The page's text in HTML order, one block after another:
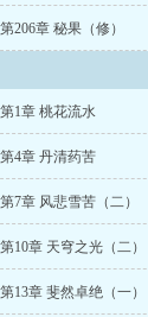
第206章 秘果（修）
第1章 桃花流水
第4章 丹清药苦
第7章 风悲雪苦（二）
第10章 天穹之光（二）
第13章 斐然卓绝（一）